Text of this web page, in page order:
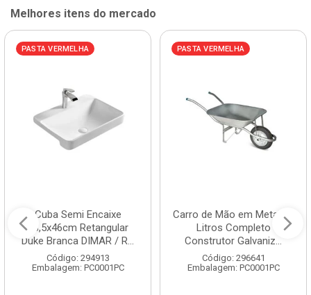
Melhores itens do mercado
PASTA VERMELHA
Cuba Semi Encaixe
58,5x46cm Retangular
Duke Branca DIMAR / R...
Código: 294913
Embalagem: PC0001PC
PASTA VERMELHA
Carro de Mão em Metal 60
Litros Completo
Construtor Galvaniz...
Código: 296641
Embalagem: PC0001PC